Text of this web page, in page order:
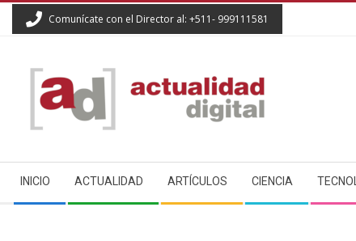
Comunícate con el Director al: +511- 999111581
ACTUALIDAD
DIGITAL
Navigation
Menu
INICIO ACTUALIDAD ARTÍCULOS CIENCIA